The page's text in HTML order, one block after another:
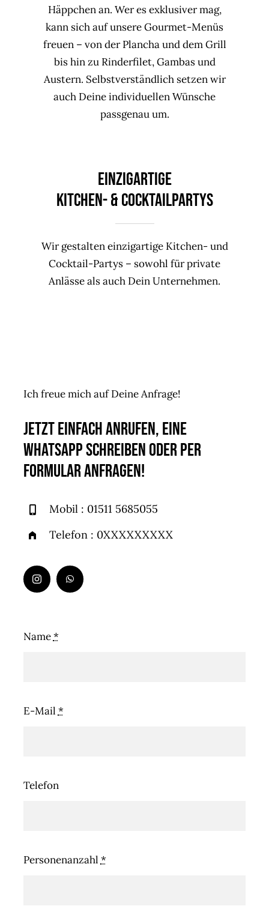
Häppchen an. Wer es exklusiver mag,
kann sich auf unsere Gourmet-Menüs
freuen – von der Plancha und dem Grill
bis hin zu Rinderfilet, Gambas und
Austern. Selbstverständlich setzen wir
auch Deine individuellen Wünsche
passgenau um.
EINZIGARTIGE
KITCHEN- &Cocktailpartys
Wir gestalten einzigartige Kitchen- und
Cocktail-Partys – sowohl für private
Anlässe als auch Dein Unternehmen.
Ich freue mich auf Deine Anfrage!
Jetzt EINFACH anrufen, EINE
WHATSAPP schreiben oder per
Formular anfragEn!
Mobil : 01511 5685055
Telefon : 0XXXXXXXXX
Name*
E-Mail *
Telefon
Personenanzahl *